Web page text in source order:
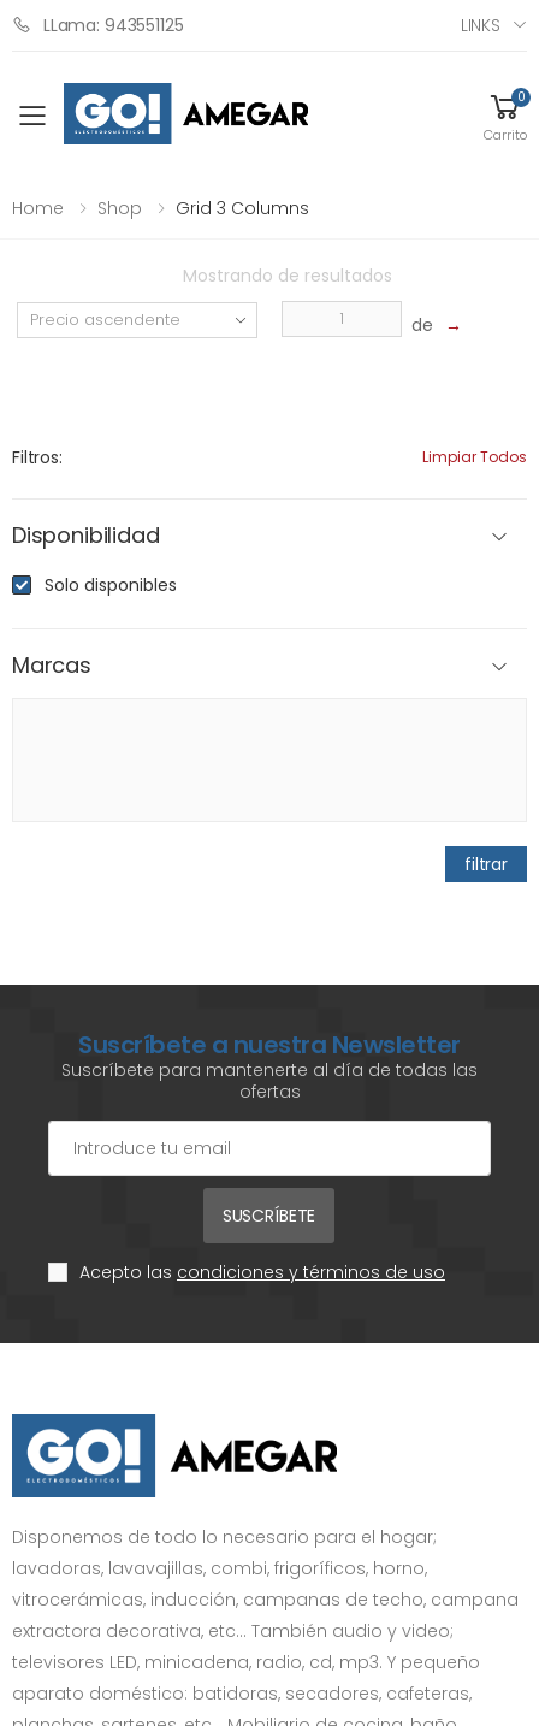
LLama: 943551125 LINKS
Toggle mobile menu
0
Carrito
Home Shop Grid 3 Columns
Mostrando de resultados
de →
Filtros: Limpiar Todos
Disponibilidad
Solo disponibles
Marcas
filtrar
Suscríbete a nuestra Newsletter
Suscríbete para mantenerte al día de todas las
ofertas
SUSCRÍBETE
Acepto las condiciones y términos de uso
Disponemos de todo lo necesario para el hogar;
lavadoras, lavavajillas, combi, frigoríficos, horno,
vitrocerámicas, inducción, campanas de techo, campana
extractora decorativa, etc… También audio y video;
televisores LED, minicadena, radio, cd, mp3. Y pequeño
aparato doméstico: batidoras, secadores, cafeteras,